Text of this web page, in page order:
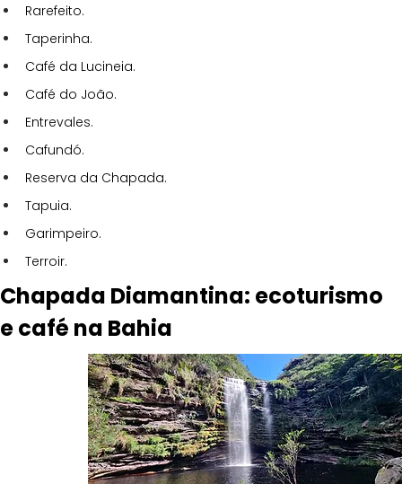
Rarefeito.
Taperinha.
Café da Lucineia.
Café do João.
Entrevales.
Cafundó.
Reserva da Chapada.
Tapuia.
Garimpeiro.
Terroir.
Chapada Diamantina: ecoturismo
e café na Bahia